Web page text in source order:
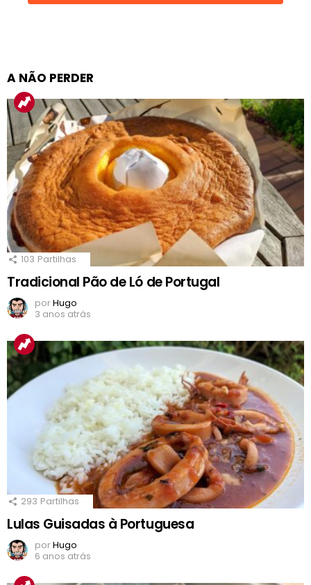
A NÃO PERDER
103 Partilhas
Tradicional Pão de Ló de Portugal
porHugo
3 anos atrás
293 Partilhas
Lulas Guisadas à Portuguesa
porHugo
6 anos atrás